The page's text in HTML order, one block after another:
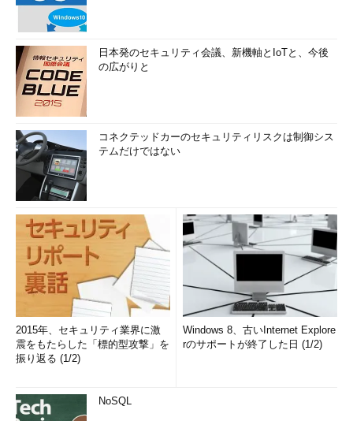
日本発のセキュリティ会議、新機軸とIoTと、今後
の広がりと
コネクテッドカーのセキュリティリスクは制御シス
テムだけではない
2015年、セキュリティ業界に激
震をもたらした「標的型攻撃」を
振り返る (1/2)
Windows 8、古いInternet Explore
rのサポートが終了した日 (1/2)
NoSQL